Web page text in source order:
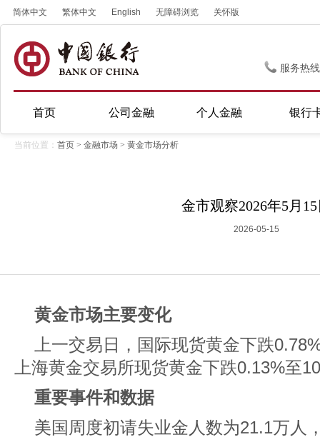
简体中文 繁体中文 English 无障碍浏览 关怀版
服务热
首页 公司金融 个人金融 银行
当前位置： 首页 > 金融市场 > 黄金市场分析
金市观察2026年5月
2026-05-15
黄金市场主要变化
上一交易日，国际现货黄金下跌
上海黄金交易所现货黄金下跌0.13%至
重要事件和数据
美国周度初请失业金人数为21.1万人